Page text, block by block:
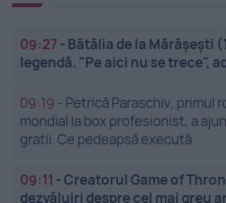
09:27 - Bătălia de la Mărășești
legendă. "Pe aici nu se trece",
09:19 - Petrică Paraschiv, primul
mondial la box profesionist, a
gratii. Ce pedeapsă execută
09:11 -Creatorul Game of
dezvăluiri despre cel mai greu